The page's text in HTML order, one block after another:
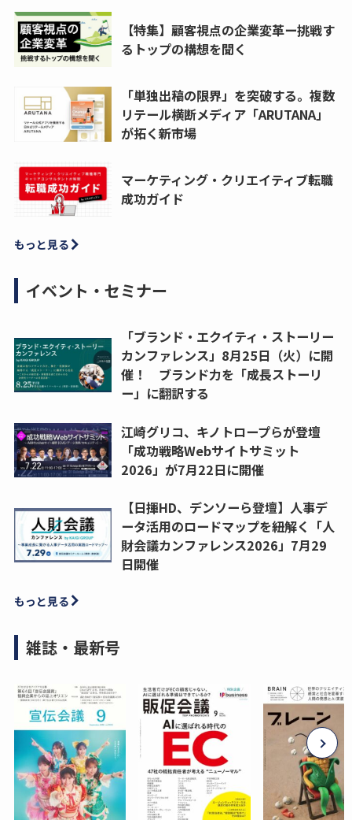
【特集】顧客視点の企業変革ー挑戦す
るトップの構想を聞く
「単独出稿の限界」を突破する。複数
リテール横断メディア「ARUTANA」
が拓く新市場
マーケティング・クリエイティブ転職
成功ガイド
もっと見る
イベント・セミナー
「ブランド・エクイティ・ストーリー
カンファレンス」8月25日（火）に開
催！ ブランド力を「成長ストーリ
ー」に翻訳する
江崎グリコ、キノトロープらが登壇
「成功戦略Webサイトサミット
2026」が7月22日に開催
【日揮HD、デンソーら登壇】人事デ
ータ活用のロードマップを紐解く「人
財会議カンファレンス2026」7月29
日開催
もっと見る
雑誌・最新号